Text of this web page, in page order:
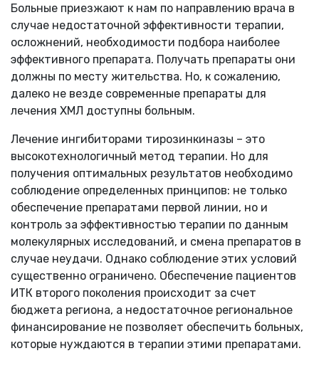
Больные приезжают к нам по направлению врача в
случае недостаточной эффективности терапии,
осложнений, необходимости подбора наиболее
эффективного препарата. Получать препараты они
должны по месту жительства. Но, к сожалению,
далеко не везде современные препараты для
лечения ХМЛ доступны больным.
Лечение ингибиторами тирозинкиназы – это
высокотехнологичный метод терапии. Но для
получения оптимальных результатов необходимо
соблюдение определенных принципов: не только
обеспечение препаратами первой линии, но и
контроль за эффективностью терапии по данным
молекулярных исследований, и смена препаратов в
случае неудачи. Однако соблюдение этих условий
существенно ограничено. Обеспечение пациентов
ИТК второго поколения происходит за счет
бюджета региона, а недостаточное региональное
финансирование не позволяет обеспечить больных,
которые нуждаются в терапии этими препаратами.